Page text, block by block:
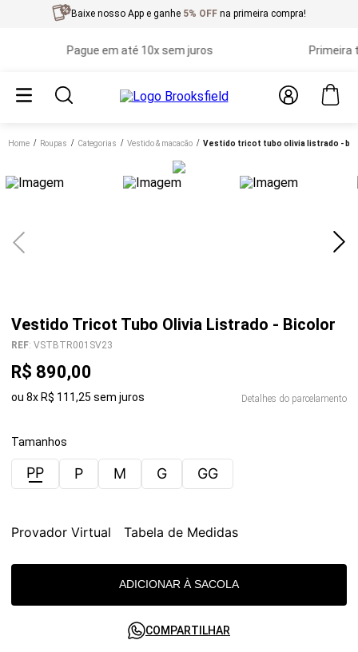
Baixe nosso App e ganhe 5% OFF na primeira compra!
Pague em até 10x sem juros Primeira
Home roupas categorias vestido & macacão vestido tricot tubo olivia listrado -
Vestido Tricot Tubo Olivia Listrado - Bicolor
REF: VSTBTR001SV23
R$ 890,00
ou 8x R$ 111,25 sem juros Detalhes do parcelamento
Tamanhos
PP P M G GG
Provador Virtual Tabela de Medidas
ADICIONAR À SACOLA
COMPARTILHAR